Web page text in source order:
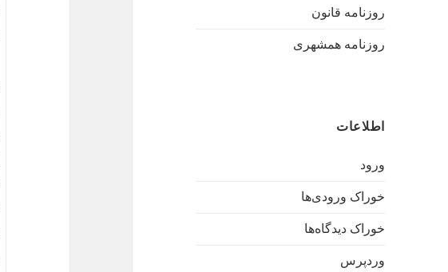
روزنامه قانون
روزنامه همشهری
اطلاعات
ورود
خوراک ورودی‌ها
خوراک دیدگاه‌ها
وردپرس